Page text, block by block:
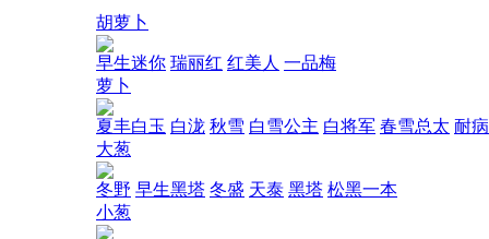
胡萝卜
早生迷你 瑞丽红 红美人 一品梅
萝卜
夏丰白玉 白泷 秋雪 白雪公主 白将军 春雪总太 耐
大葱
冬野 早生黑塔 冬盛 天泰 黑塔 松黑一本
小葱